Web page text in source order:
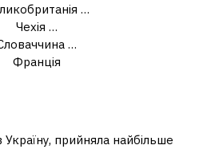
…
Чехія …
…
Франція
прийняла найбільше